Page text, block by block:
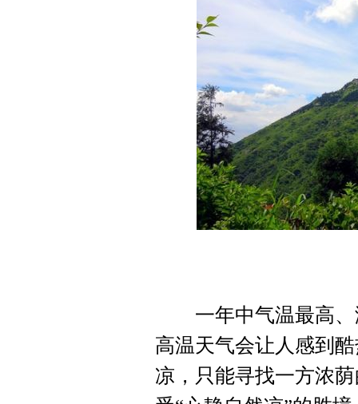
一年中气温最高、
高温天气会让人感到
凉，只能寻找一方浓